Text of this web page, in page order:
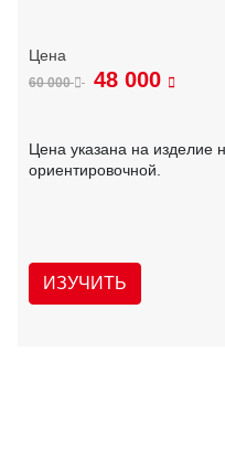
60 000 48 000
Цена указана на изделие
ориентировочной.
ИЗУЧИТЬ